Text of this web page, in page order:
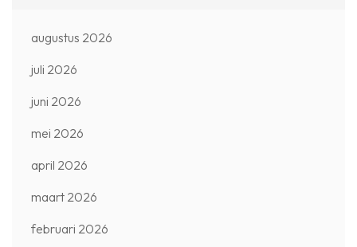
augustus 2026
juli 2026
juni 2026
mei 2026
april 2026
maart 2026
februari 2026